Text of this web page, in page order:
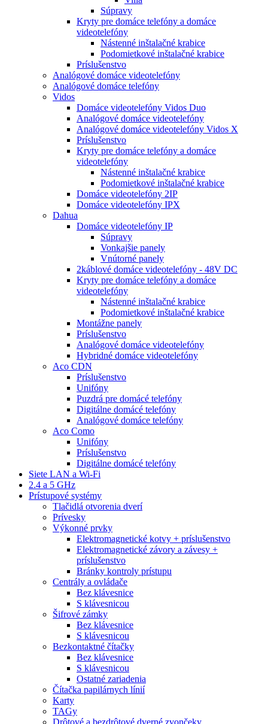
Súpravy
Kryty pre domáce telefóny a domáce
videotelefóny
Nástenné inštalačné krabice
Podomietkové inštalačné krabice
Príslušenstvo
Analógové domáce videotelefóny
Analógové domáce telefóny
Vidos
Domáce videotelefóny Vidos Duo
Analógové domáce videotelefóny
Analógové domáce videotelefóny Vidos X
Príslušenstvo
Kryty pre domáce telefóny a domáce
videotelefóny
Nástenné inštalačné krabice
Podomietkové inštalačné krabice
Domáce videotelefóny 2IP
Domáce videotelefóny IPX
Dahua
Domáce videotelefóny IP
Súpravy
Vonkajšie panely
Vnútorné panely
2káblové domáce videotelefóny - 48V DC
Kryty pre domáce telefóny a domáce
videotelefóny
Nástenné inštalačné krabice
Podomietkové inštalačné krabice
Montážne panely
Príslušenstvo
Analógové domáce videotelefóny
Hybridné domáce videotelefóny
Aco CDN
Príslušenstvo
Unifóny
Puzdrá pre domácé telefóny
Digitálne domácé telefóny
Analógové domáce telefóny
Aco Como
Unifóny
Príslušenstvo
Digitálne domácé telefóny
Siete LAN a Wi-Fi
2.4 a 5 GHz
Prístupové systémy
Tlačidlá otvorenia dverí
Prívesky
Výkonné prvky
Elektromagnetické kotvy + príslušenstvo
Elektromagnetické závory a závesy +
príslušenstvo
Bránky kontroly prístupu
Centrály a ovládače
Bez klávesnice
S klávesnicou
Šifrové zámky
Bez klávesnice
S klávesnicou
Bezkontaktné čítačky
Bez klávesnice
S klávesnicou
Ostatné zariadenia
Čítačka papilárnych línií
Karty
TAGy